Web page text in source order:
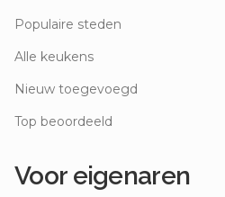
Populaire steden
Alle keukens
Nieuw toegevoegd
Top beoordeeld
Voor eigenaren